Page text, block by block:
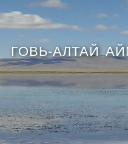
ГОВЬ-АЛТАЙ